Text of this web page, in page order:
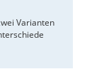
Varianten